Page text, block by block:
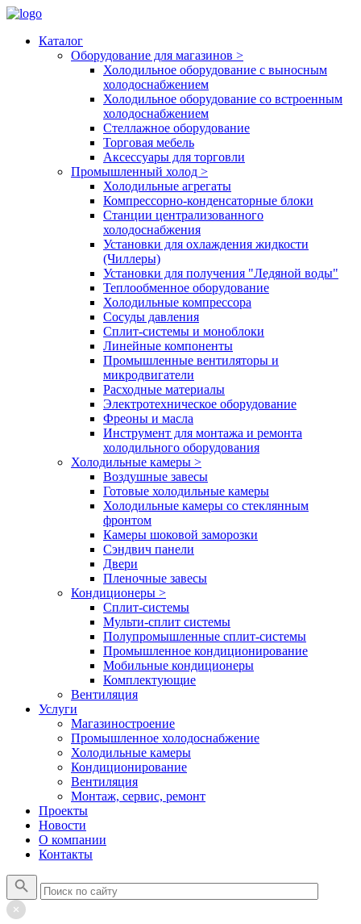
Каталог
Оборудование для магазинов >
Холодильное оборудование с выносным
холодоснабжением
Холодильное оборудование со встроенным
холодоснабжением
Стеллажное оборудование
Торговая мебель
Аксессуары для торговли
Промышленный холод >
Холодильные агрегаты
Компрессорно-конденсаторные блоки
Станции централизованного
холодоснабжения
Установки для охлаждения жидкости
(Чиллеры)
Установки для получения "Ледяной воды"
Теплообменное оборудование
Холодильные компрессора
Сосуды давления
Cплит-системы и моноблоки
Линейные компоненты
Промышленные вентиляторы и
микродвигатели
Расходные материалы
Электротехническое оборудование
Фреоны и масла
Инструмент для монтажа и ремонта
холодильного оборудования
Холодильные камеры >
Воздушные завесы
Готовые холодильные камеры
Холодильные камеры со стеклянным
фронтом
Камеры шоковой заморозки
Сэндвич панели
Двери
Пленочные завесы
Кондиционеры >
Сплит-системы
Мульти-сплит системы
Полупромышленные сплит-системы
Промышленное кондиционирование
Мобильные кондиционеры
Комплектующие
Вентиляция
Услуги
Магазиностроение
Промышленное холодоснабжение
Холодильные камеры
Кондиционирование
Вентиляция
Монтаж, сервис, ремонт
Проекты
Новости
О компании
Контакты